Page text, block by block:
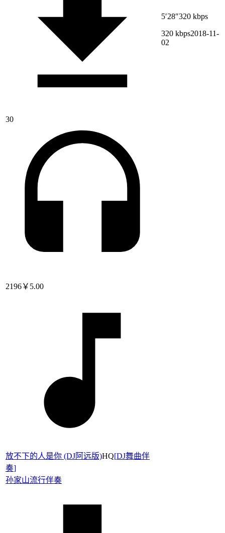
30
2196￥5.00
5′28″320 kbps
320 kbps2018-11-
02
放不下的人是你 (DJ阿远版)HQ[DJ舞曲伴
奏]
孙家山流行伴奏